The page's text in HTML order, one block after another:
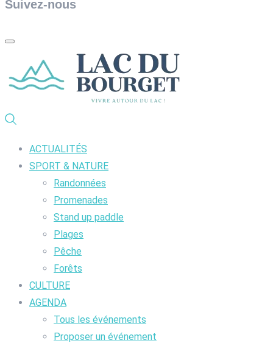
Suivez-nous
ACTUALITÉS
SPORT & NATURE
Randonnées
Promenades
Stand up paddle
Plages
Pêche
Forêts
CULTURE
AGENDA
Tous les événements
Proposer un événement